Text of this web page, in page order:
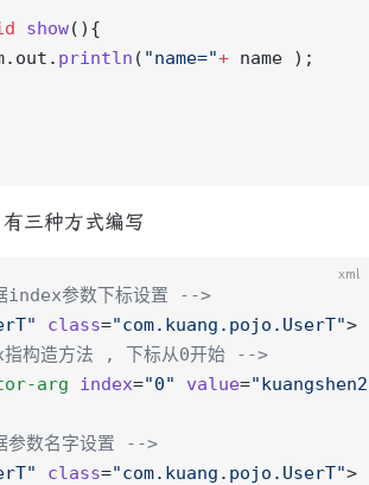
show(){
println ( "name="+ name );
三种方式编写
xml
参数下标设置 -->
class="com.kuang.pojo.UserT">
构造方法 , 下标从0开始 -->
arg index="0" value=
数名字设置 -->
class="com.kuang.pojo.UserT">